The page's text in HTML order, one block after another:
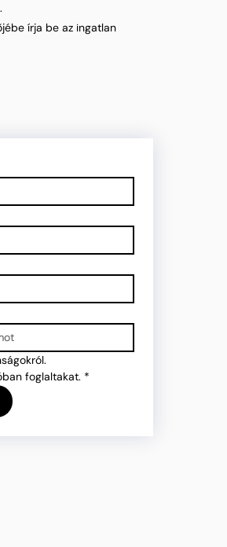
írja be az ingatlan
foglaltakat. *